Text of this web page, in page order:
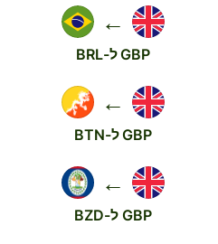
←
GBP ל-BRL
←
GBP ל-BTN
←
GBP ל-BZD